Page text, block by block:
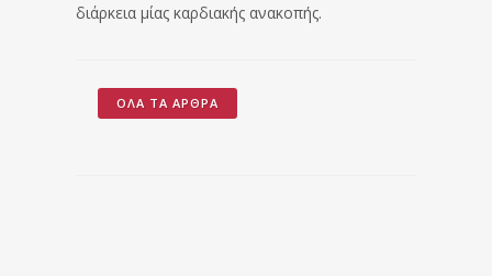
διάρκεια μίας καρδιακής ανακοπής.
ΌΛΑ ΤΑ ΆΡΘΡΑ